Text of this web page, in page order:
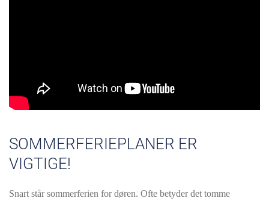
SOMMERFERIEPLANER ER
VIGTIGE!
Snart står sommerferien for døren. Ofte betyder det tomme